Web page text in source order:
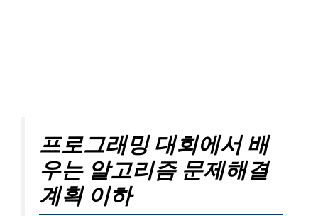
프로그래밍 대회에서 배
우는 알고리즘 문제해결
계획 이하